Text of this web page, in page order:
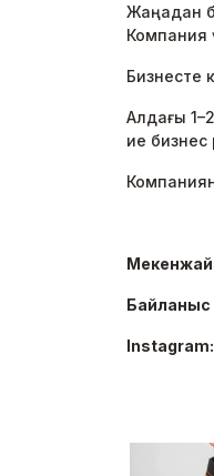
Жаңадан
Компания
Бизнесте
Алдағы
ие
Байланыс